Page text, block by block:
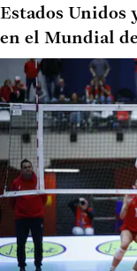
Estados Unidos
en el Mundial